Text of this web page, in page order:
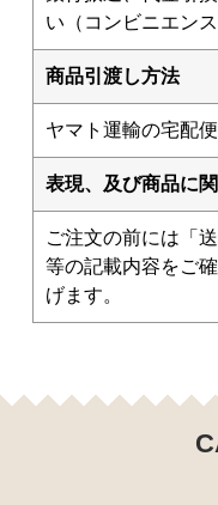
い（コンビニエン
商品引渡し方法
ヤマト運輸の宅配
表現、及び商品に
ご注文の前には「
等の記載内容をご
げます。